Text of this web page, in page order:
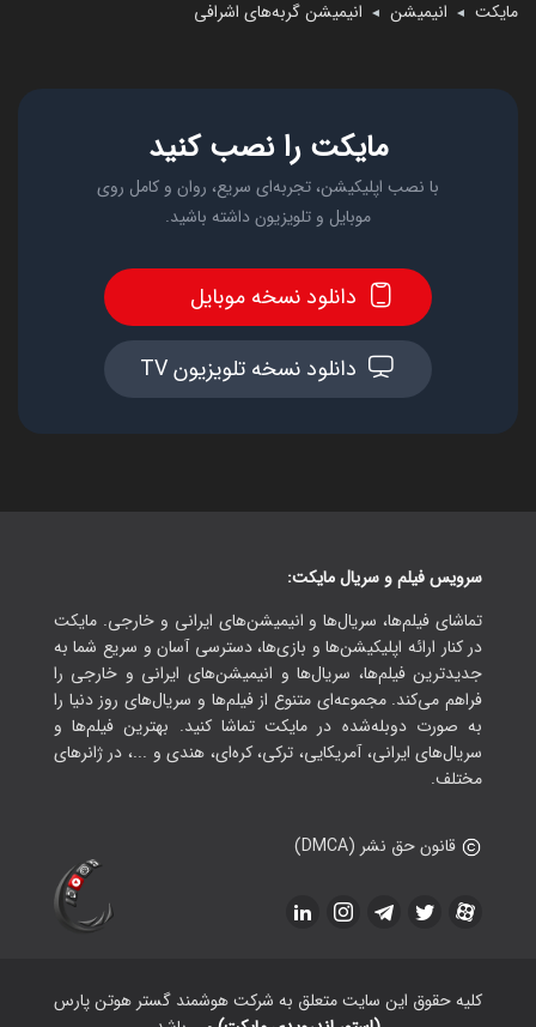
مایکت ◄ انیمیشن ◄ انیمیشن گربه‌های اشرافی
مایکت را نصب کنید
با نصب اپلیکیشن، تجربه‌ای سریع، روان و کامل روی
موبایل و تلویزیون داشته باشید.
دانلود نسخه موبایل
دانلود نسخه تلویزیون TV
سرویس فیلم و سریال مایکت:
تماشای فیلم‌ها، سریال‌ها و انیمیشن‌های ایرانی و خارجی. مایکت
در کنار ارائه اپلیکیشن‌ها و بازی‌ها، دسترسی آسان و سریع شما به
جدیدترین فیلم‌ها، سریال‌ها و انیمیشن‌های ایرانی و خارجی را
فراهم می‌کند. مجموعه‌ای متنوع از فیلم‌ها و سریال‌های روز دنیا را
به صورت دوبله‌شده در مایکت تماشا کنید. بهترین فیلم‌ها و
سریال‌های ایرانی، آمریکایی، ترکی، کره‌ای، هندی و ...، در ژانرهای
مختلف.
قانون حق نشر (DMCA)
کلیه حقوق این سایت متعلق به شرکت هوشمند گستر هوتن پارس